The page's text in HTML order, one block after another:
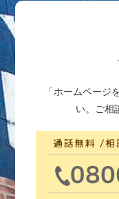
「ホームページ
い。ご相